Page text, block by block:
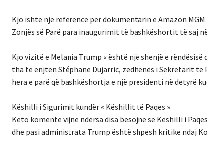
Kjo ishte një referencë për dokumentarin e Amazon
Zonjës së Parë para inaugurimit të bashkëshortit të saj
Kjo vizitë e Melania Trump « është një shenjë e
tha të enjten Stéphane Dujarric, zëdhënës i Sekretarit të
hera e parë që bashkëshortja e një presidenti në detyrë
Këshilli i Sigurimit kundër « Këshillit të Paqes »
Këto komente vijnë ndërsa disa besojnë se Këshilli i
dhe pasi administrata Trump është shpesh kritike ndaj